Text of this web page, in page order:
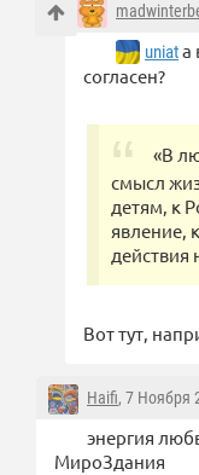
uniatа
согласен?
«В
смысл
детям, к
явление,
действия
Вот тут,
Haifi, 7 Ноября
энергия
МироЗдания